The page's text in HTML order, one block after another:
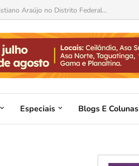
Araújo no Distrito Federal...
Especiais Blogs E Colunas